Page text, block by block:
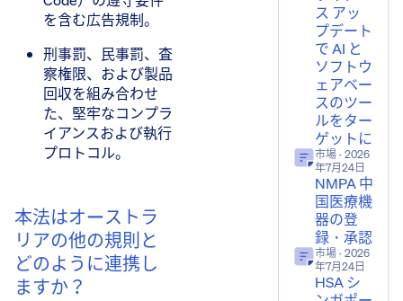
を含む広告規制。
刑事罰、民事罰、査
察権限、および製品
回収を組み合わせ
た、堅牢なコンプラ
イアンスおよび執行
プロトコル。
本法はオーストラ
リアの他の規則と
どのように連携し
ますか？
ス アッ
プデート
で AI と
ソフトウ
ェアベー
スのツー
ルをター
ゲットに
市場· 2026
年7月24日
NMPA 中
国医療機
器の登
録・承認
市場· 2026
年7月24日
HSA シ